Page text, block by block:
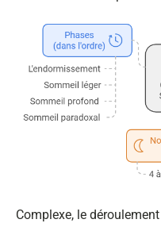
Complexe, le